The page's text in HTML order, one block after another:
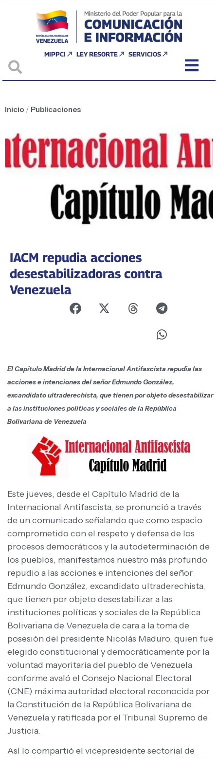
MIPPCI LEY RESORTE SERVICIOS
Inicio / Publicaciones
IACM repudia acciones
desestabilizadoras contra
Venezuela
El Capítulo Madrid de la Internacional Antifascista repudia las
acciones e intenciones del señor Edmundo González,
excandidato ultraderechista, que tienen por objeto desestabilizar
a las instituciones políticas y sociales de la República
Bolivariana de Venezuela
Este jueves, desde el Capítulo Madrid de la
Internacional Antifascista, se pronunció a través
de un comunicado señalando que como espacio
comprometido con el respeto y defensa de los
procesos democráticos y la autodeterminación de
los pueblos, manifestamos nuestro más profundo
repudio a las acciones e intenciones del señor
Edmundo González, excandidato ultraderechista,
que tienen por objeto desestabilizar a las
instituciones políticas y sociales de la República
Bolivariana de Venezuela de cara a la toma de
posesión del presidente Nicolás Maduro, quien fue
elegido constitucional y democráticamente por la
voluntad mayoritaria del pueblo de Venezuela
conforme avaló el Consejo Nacional Electoral
(CNE) máxima autoridad electoral reconocida por
la Constitución de la República Bolivariana de
Venezuela y ratificada por el Tribunal Supremo de
Justicia.
Así lo compartió el vicepresidente sectorial de